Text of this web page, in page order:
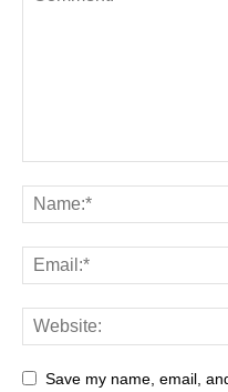
Save my name, email,